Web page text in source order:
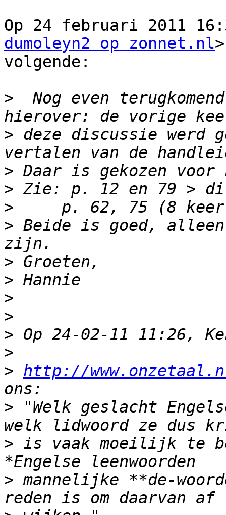
Op 24 februari 2011
dumoleyn2 op zonnet.nl
volgende:
>
Nog even
> deze discussie werd
>
>
>
> Beide is goed, alleen
>
>
>
>
>
>
> http://
> "Welk geslacht
> is vaak moeilijk te
> mannelijke **de-